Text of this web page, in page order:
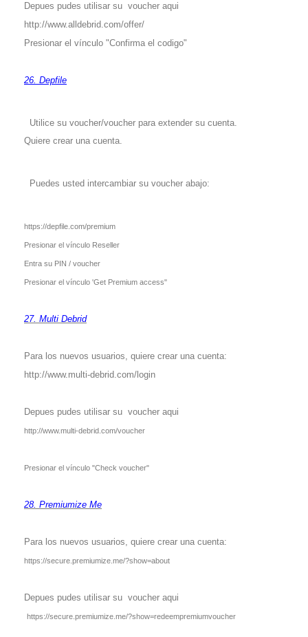
Depues pudes utilisar su voucher aqui
http://www.alldebrid.com/offer/
Presionar el vínculo "Confirma el codigo"
26. Depfile
Utilice su voucher/voucher para extender su cuenta.
Quiere crear una cuenta.
Puedes usted intercambiar su voucher abajo:
https://depfile.com/premium
Presionar el vínculo Reseller
Entra su PIN / voucher
Presionar el vínculo 'Get Premium access"
27. Multi Debrid
Para los nuevos usuarios, quiere crear una cuenta:
http://www.multi-debrid.com/login
Depues pudes utilisar su voucher aqui
http://www.multi-debrid.com/voucher
Presionar el vínculo "Check voucher"
28. Premiumize Me
Para los nuevos usuarios, quiere crear una cuenta:
https://secure.premiumize.me/?show=about
Depues pudes utilisar su voucher aqui
https://secure.premiumize.me/?show=redeempremiumvoucher